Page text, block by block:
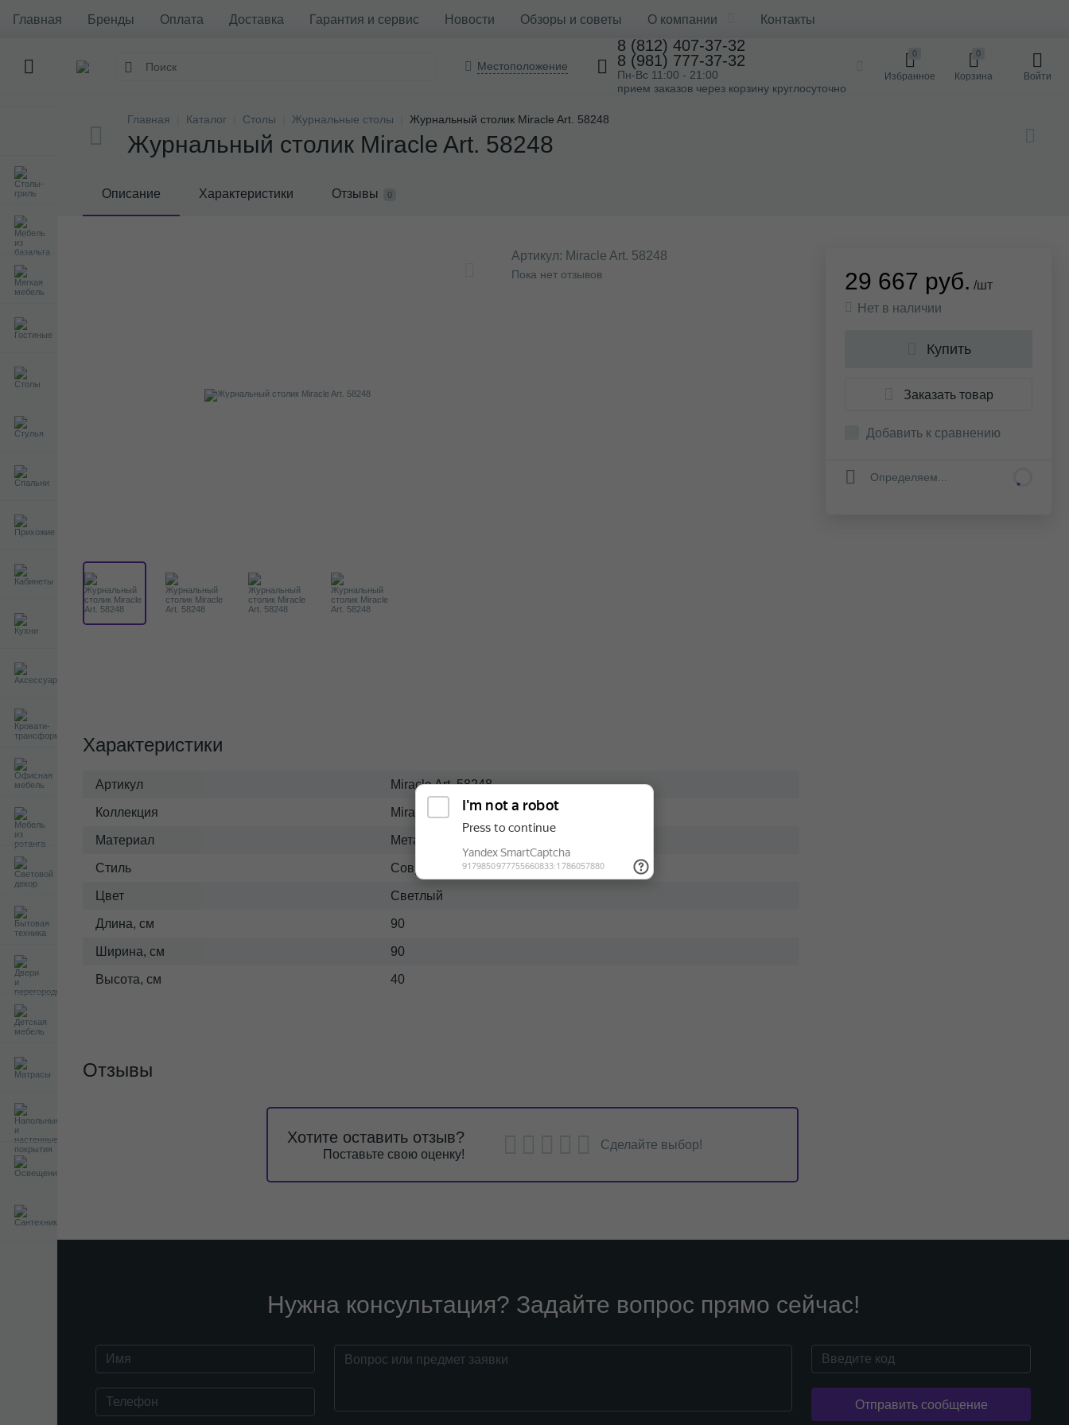
Главная Бренды Оплата Доставка Гарантия и сервис Новости Обзоры и советы О компании Контакты
Местоположение
8 (812) 407-37-32
8 (981) 777-37-32
Пн-Вс 11:00 - 21:00
прием заказов через корзину круглосуточно
0
Избранное
0
Корзина Войти
Главная Каталог Столы Журнальные столы Журнальный столик Miracle Art. 58248
Журнальный столик Miracle Art. 58248
Описание Характеристики Отзывы 0
Артикул: Miracle Art. 58248
Пока нет отзывов
Характеристики
Артикул Miracle Art. 58248
Коллекция Miracle
Материал Металл-стекло
Стиль Современный
Цвет Светлый
Длина, см 90
Ширина, см 90
Высота, см 40
29 667 руб. /шт
Нет в наличии
Купить
Заказать товар
Добавить к сравнению
Определяем...
Отзывы
Хотите оставить отзыв?
Поставьте свою оценку!
Сделайте выбор!
Нужна консультация? Задайте вопрос прямо сейчас!
Отправить сообщение